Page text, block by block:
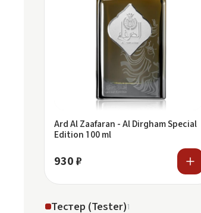
Ard Al Zaafaran - Al Dirgham Special
Edition 100 ml
930 ₽
Тестер (Tester)1